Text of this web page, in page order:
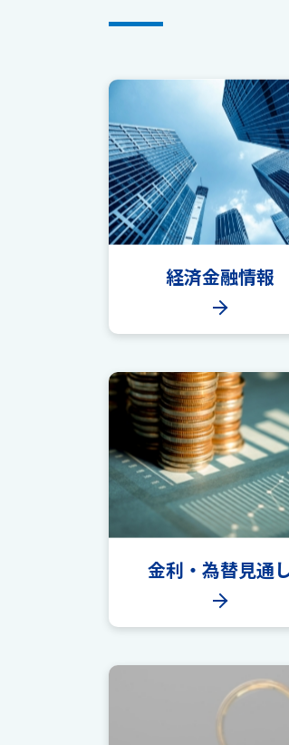
経済金融情報
金利・為替見通